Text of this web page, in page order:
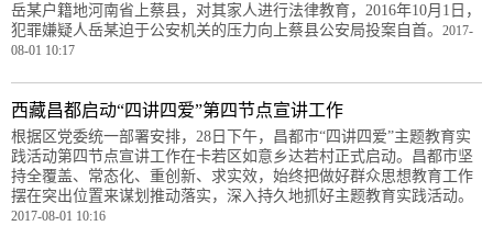
岳某户籍地河南省上蔡县，对其家人进行法律教育，2016年10月1日，
犯罪嫌疑人岳某迫于公安机关的压力向上蔡县公安局投案自首。 2017-
08-01 10:17
西藏昌都启动“四讲四爱”第四节点宣讲工作
根据区党委统一部署安排，28日下午，昌都市“四讲四爱”主题教育实
践活动第四节点宣讲工作在卡若区如意乡达若村正式启动。昌都市坚
持全覆盖、常态化、重创新、求实效，始终把做好群众思想教育工作
摆在突出位置来谋划推动落实，深入持久地抓好主题教育实践活动。
2017-08-01 10:16